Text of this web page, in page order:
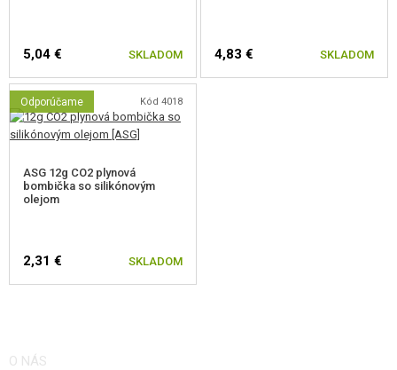
5,04 € SKLADOM 4,83 € SKLADOM
Odporúčame Kód 4018
ASG 12g CO2 plynová
bombička so silikónovým
olejom
2,31 € SKLADOM
O NÁS